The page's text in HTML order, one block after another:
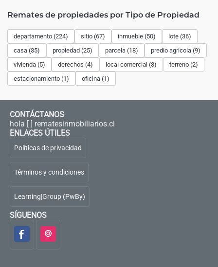
Remates de propiedades por Tipo de Propiedad
departamento (224) sitio (67) inmueble (50)
lote (36)
casa (35)
propiedad (25) parcela (18)
predio agrícola (9)
vivienda (5)
derechos (4) local comercial (3)
terreno (2)
estacionamiento (1)
oficina (1)
CONTÁCTANOS
hola [ ] rematesinmobiliarios.cl
ENLACES ÚTILES
Políticas de privacidad
Términos y condiciones
Learning|Group (PwBy)
SÍGUENOS